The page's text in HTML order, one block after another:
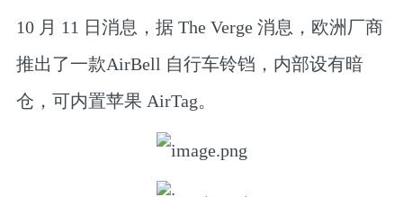
10 月 11 日消息，据 The Verge 消息，欧洲厂商
推出了一款AirBell 自行车铃铛，内部设有暗
仓，可内置苹果 AirTag。